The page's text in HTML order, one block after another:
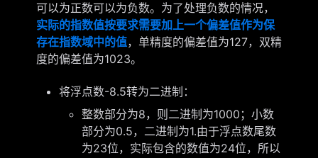
可以为正数可以为负数。为了处理负数的情况，
实际的指数值按要求需要加上一个偏差值作为保
存在指数域中的值，单精度的偏差值为127，双精
度的偏差值为1023。
将浮点数-8.5转为二进制：
整数部分为8，则二进制为1000；小数
部分为0.5，二进制为1.由于浮点数尾数
为23位，实际包含的数值为24位，所以